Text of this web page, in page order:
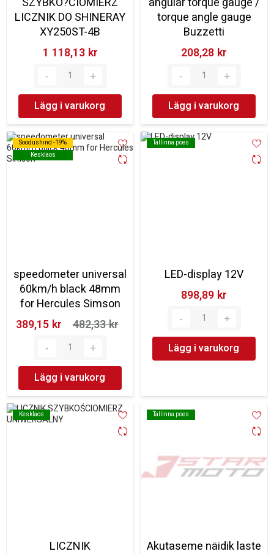
LICZNIK DO SHINERAY
XY250ST-4B
1 118,13 kr‎
Lägg i varukorg
torque angle gauge
Buzzetti
208,28 kr‎
Lägg i varukorg
Soodushind -19%
Kesklaos
Soodushind -19%
Kesklaos
speedometer universal
60km/h black 48mm
for Hercules Simson
389,15 kr‎
482,33 kr‎
Lägg i varukorg
Tallinna poes
Tallinna poes
LED-display 12V
898,89 kr‎
Lägg i varukorg
Kesklaos
Kesklaos
LICZNIK
Tallinna poes
Tallinna poes
Akutaseme näidik laste